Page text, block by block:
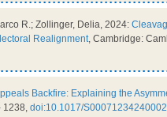
R.; Zollinger, Delia, 2024:
Realignment, Cambridge:
Backfire: Explaining the
1238, doi:10.1017/